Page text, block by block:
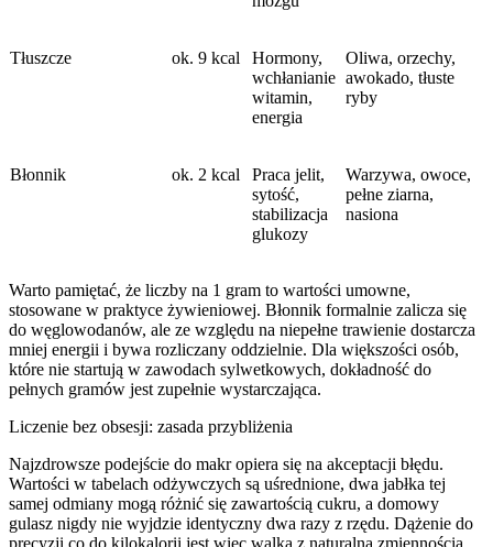
Tłuszcze ok. 9 kcal
Hormony,
wchłanianie
witamin,
energia
Oliwa, orzechy,
awokado, tłuste
ryby
Błonnik ok. 2 kcal
Praca jelit,
sytość,
stabilizacja
glukozy
Warzywa, owoce,
pełne ziarna,
nasiona
Warto pamiętać, że liczby na 1 gram to wartości umowne,
stosowane w praktyce żywieniowej. Błonnik formalnie zalicza się
do węglowodanów, ale ze względu na niepełne trawienie dostarcza
mniej energii i bywa rozliczany oddzielnie. Dla większości osób,
które nie startują w zawodach sylwetkowych, dokładność do
pełnych gramów jest zupełnie wystarczająca.
Liczenie bez obsesji: zasada przybliżenia
Najzdrowsze podejście do makr opiera się na akceptacji błędu.
Wartości w tabelach odżywczych są uśrednione, dwa jabłka tej
samej odmiany mogą różnić się zawartością cukru, a domowy
gulasz nigdy nie wyjdzie identyczny dwa razy z rzędu. Dążenie do
precyzji co do kilokalorii jest więc walką z naturalną zmiennością